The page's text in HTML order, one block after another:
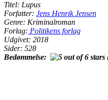
Titel: Lupus
Forfatter: Jens Henrik Jensen
Genre: Kriminalroman
Forlag: Politikens forlag
Udgivet: 2018
Sider: 528
Bedømmelse: